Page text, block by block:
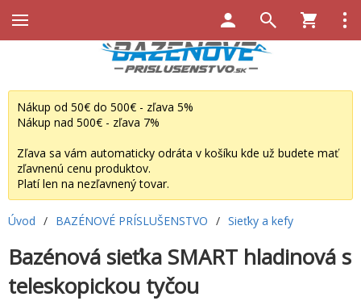
Nákup od 50€ do 500€ - zľava 5%
Nákup nad 500€ - zľava 7%
Zľava sa vám automaticky odráta v košíku kde už budete mať
zľavnenú cenu produktov.
Platí len na nezľavnený tovar.
Úvod / BAZÉNOVÉ PRÍSLUŠENSTVO / Sieťky a kefy
Bazénová sieťka SMART hladinová s
teleskopickou tyčou